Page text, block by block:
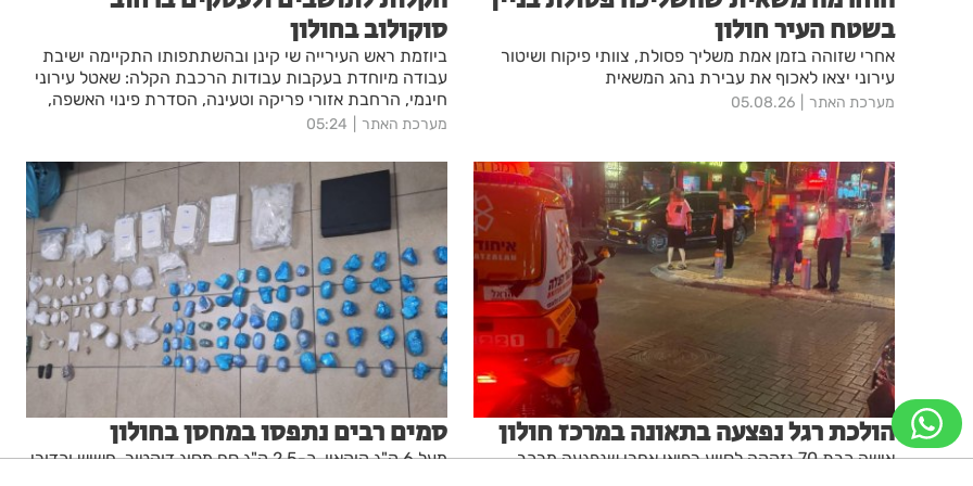
בשטח העיר חולון
אחרי שזוהה בזמן אמת משליך פסולת, צוותי פיקוח ושיטור
עירוני יצאו לאכוף את עבירת נהג המשאית
מערכת האתר 05.08.26
סוקולוב בחולון
ביוזמת ראש העירייה שי קינן ובהשתתפותו התקיימה ישיבת
עבודה מיוחדת בעקבות עבודות הרכבת הקלה: שאטל עירוני
חינמי, הרחבת אזורי פריקה וטעינה, הסדרת פינוי האשפה,
תגבור הפיקוח, שיפור המרחב הציבורי ומפגש פתוח עם נציגי
מערכת האתר 05:24
הולכת רגל נפצעה בתאונה במרכז חולון
אישה כבת 70 נזקקה לסיוע רפואי אחרי שנפגעה מרכב
סמים רבים נתפסו במחסן בחולון
מעל 6 ק"ג קוקאין, כ-2.5 ק"ג סם מסוג דוקטור, חשיש וכדורי